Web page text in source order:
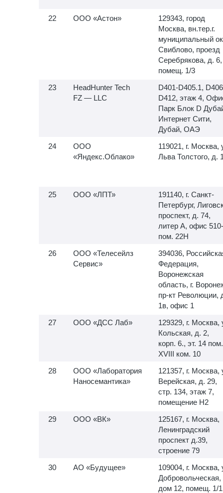
ООО «Астон»
129343, город
Москва, вн.тер.г.
муниципальный
Свиблово, проезд
Серебрякова, д. 6,
помещ. 1/3
HeadHunter Tech
FZ — LLC
D401-D405.1,
D412, этаж 4,
Парк Блок D
Интернет Сити,
Дубай, ОАЭ
ООО
«Яндекс.Облако»
119021, г. Москва,
Льва Толстого, д.
ООО «ЛПТ»
191140, г. Санкт-
Петербург,
проспект, д. 74,
литер А, офис
пом. 22Н
ООО «Телесейлз
Сервис»
394036,
Федерация,
Воронежская
область, г.
пр-кт Революции,
1в, офис 1
ООО «ДСС Лаб»
129329, г. Москва,
Кольская, д. 2,
корп. 6., эт. 14 пом.
XVIII ком. 10
ООО «Лаборатория
Наносемантика»
121357, г. Москва,
Верейская, д. 29,
стр. 134, этаж 7,
помещение H2
ООО «ВК»
125167, г. Москва,
Ленинградский
проспект д.39,
строение 79
АО «Будущее»
109004, г. Москва,
Добровольческая,
дом 12, помещ. 1/1